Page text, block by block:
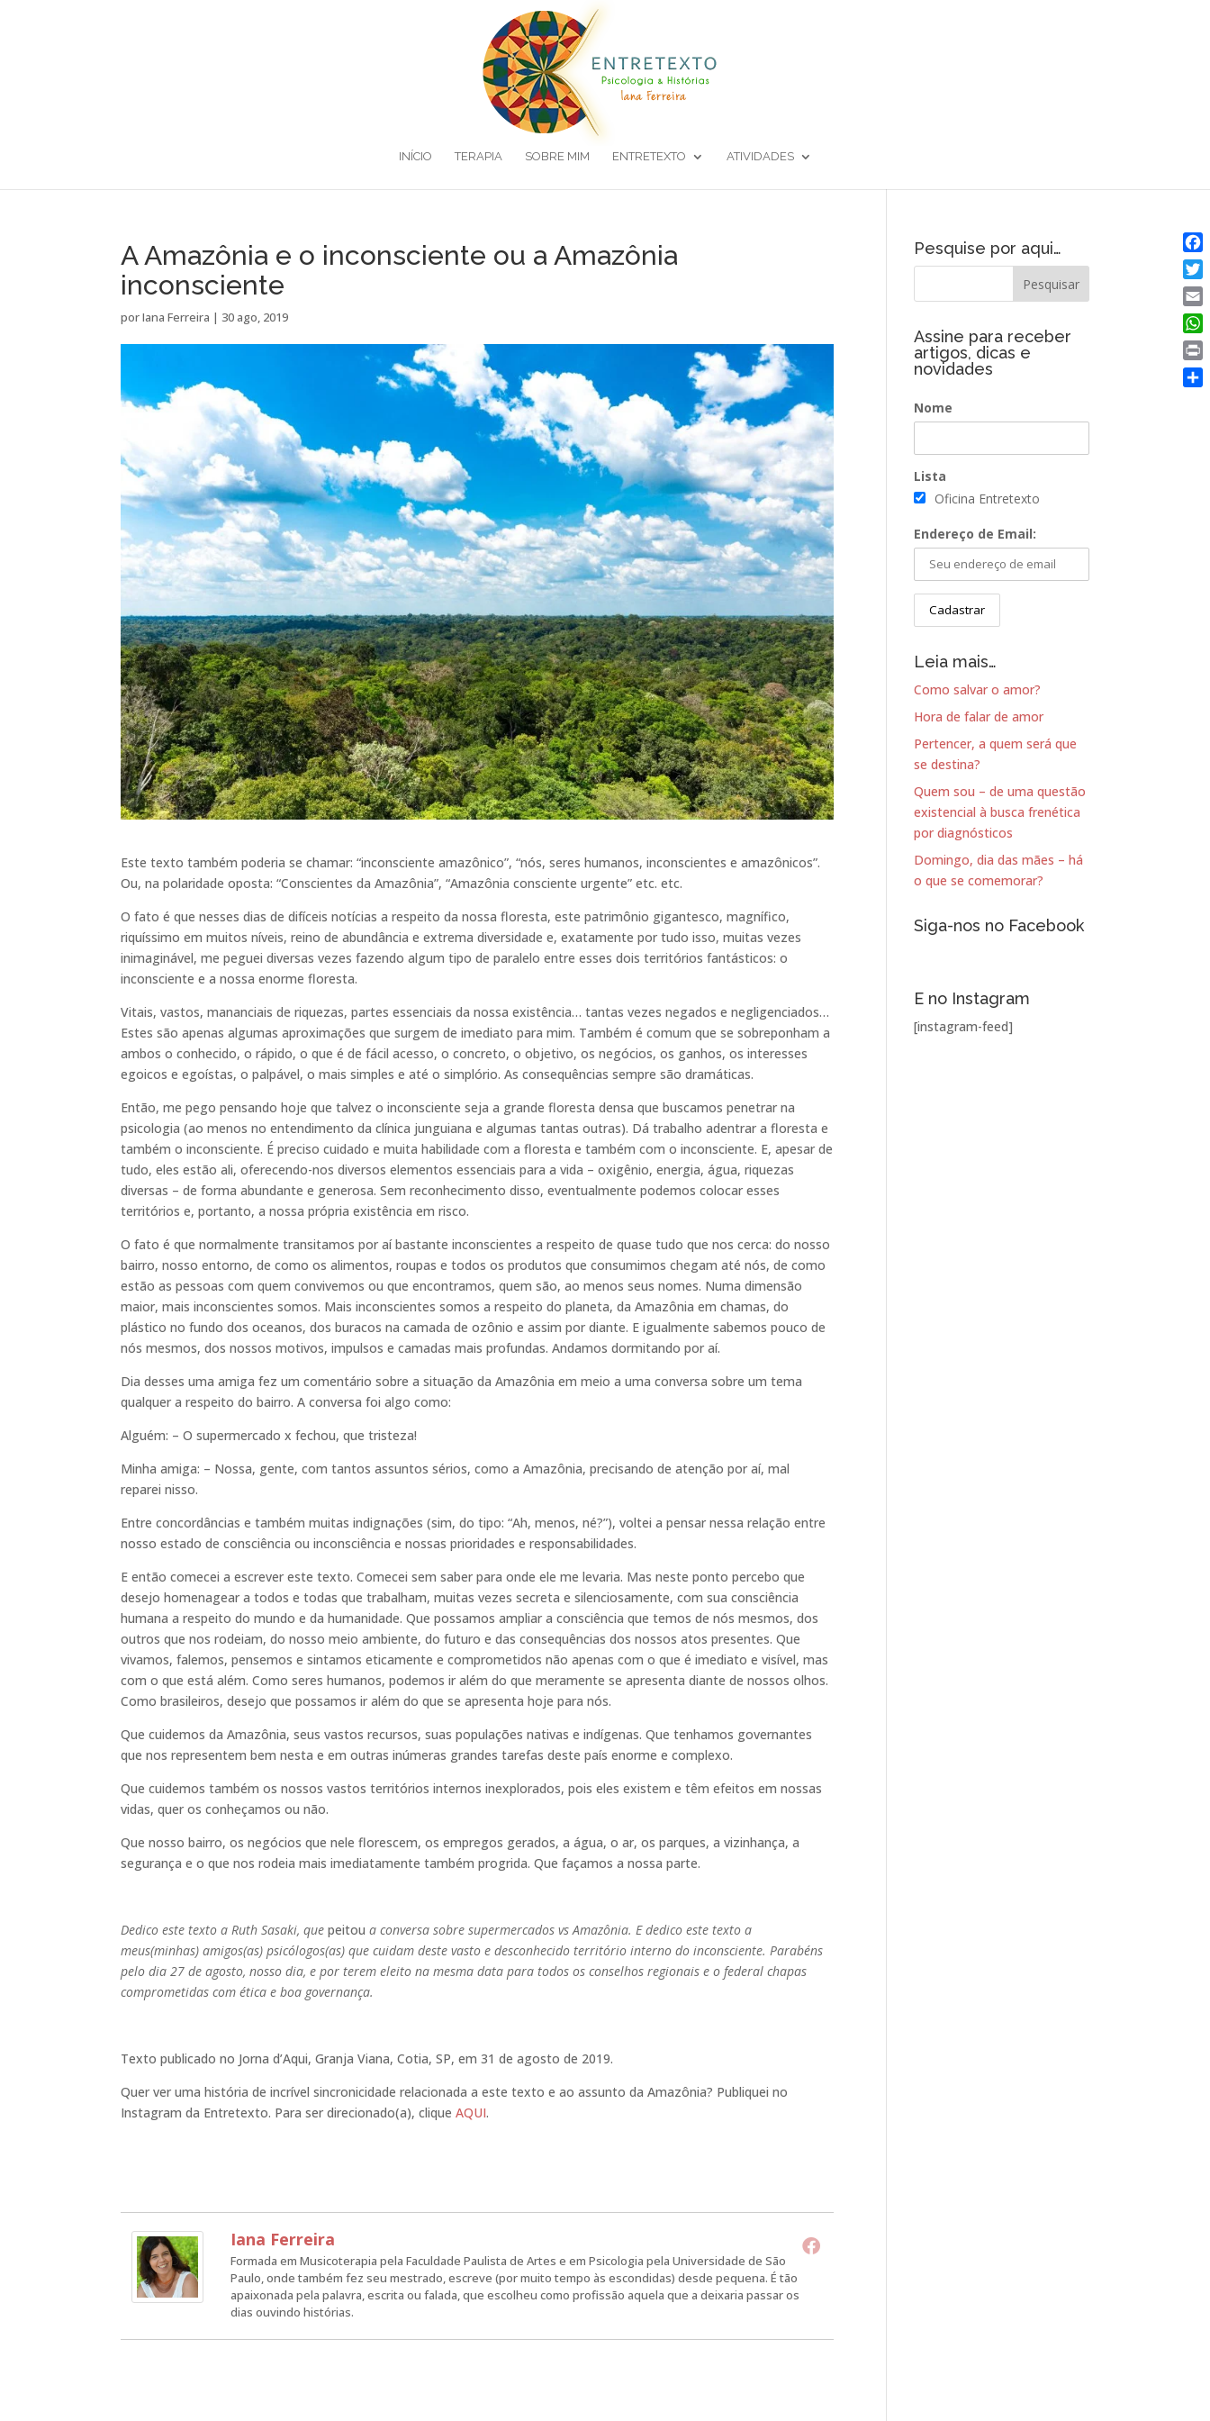
INÍCIO TERAPIA SOBRE MIM ENTRETEXTO ATIVIDADES
A Amazônia e o inconsciente ou a Amazônia
inconsciente
porIana Ferreira | 30 ago, 2019
Este texto também poderia se chamar: “inconsciente amazônico”, “nós, seres humanos, inconscientes e amazônicos”.
Ou, na polaridade oposta: “Conscientes da Amazônia”, “Amazônia consciente urgente” etc. etc.
O fato é que nesses dias de difíceis notícias a respeito da nossa floresta, este patrimônio gigantesco, magnífico,
riquíssimo em muitos níveis, reino de abundância e extrema diversidade e, exatamente por tudo isso, muitas vezes
inimaginável, me peguei diversas vezes fazendo algum tipo de paralelo entre esses dois territórios fantásticos: o
inconsciente e a nossa enorme floresta.
Vitais, vastos, mananciais de riquezas, partes essenciais da nossa existência… tantas vezes negados e negligenciados…
Estes são apenas algumas aproximações que surgem de imediato para mim. Também é comum que se sobreponham a
ambos o conhecido, o rápido, o que é de fácil acesso, o concreto, o objetivo, os negócios, os ganhos, os interesses
egoicos e egoístas, o palpável, o mais simples e até o simplório. As consequências sempre são dramáticas.
Então, me pego pensando hoje que talvez o inconsciente seja a grande floresta densa que buscamos penetrar na
psicologia (ao menos no entendimento da clínica junguiana e algumas tantas outras). Dá trabalho adentrar a floresta e
também o inconsciente. É preciso cuidado e muita habilidade com a floresta e também com o inconsciente. E, apesar de
tudo, eles estão ali, oferecendo-nos diversos elementos essenciais para a vida – oxigênio, energia, água, riquezas
diversas – de forma abundante e generosa. Sem reconhecimento disso, eventualmente podemos colocar esses
territórios e, portanto, a nossa própria existência em risco.
O fato é que normalmente transitamos por aí bastante inconscientes a respeito de quase tudo que nos cerca: do nosso
bairro, nosso entorno, de como os alimentos, roupas e todos os produtos que consumimos chegam até nós, de como
estão as pessoas com quem convivemos ou que encontramos, quem são, ao menos seus nomes. Numa dimensão
maior, mais inconscientes somos. Mais inconscientes somos a respeito do planeta, da Amazônia em chamas, do
plástico no fundo dos oceanos, dos buracos na camada de ozônio e assim por diante. E igualmente sabemos pouco de
nós mesmos, dos nossos motivos, impulsos e camadas mais profundas. Andamos dormitando por aí.
Dia desses uma amiga fez um comentário sobre a situação da Amazônia em meio a uma conversa sobre um tema
qualquer a respeito do bairro. A conversa foi algo como:
Alguém: – O supermercado x fechou, que tristeza!
Minha amiga: – Nossa, gente, com tantos assuntos sérios, como a Amazônia, precisando de atenção por aí, mal
reparei nisso.
Entre concordâncias e também muitas indignações (sim, do tipo: “Ah, menos, né?”), voltei a pensar nessa relação entre
nosso estado de consciência ou inconsciência e nossas prioridades e responsabilidades.
E então comecei a escrever este texto. Comecei sem saber para onde ele me levaria. Mas neste ponto percebo que
desejo homenagear a todos e todas que trabalham, muitas vezes secreta e silenciosamente, com sua consciência
humana a respeito do mundo e da humanidade. Que possamos ampliar a consciência que temos de nós mesmos, dos
outros que nos rodeiam, do nosso meio ambiente, do futuro e das consequências dos nossos atos presentes. Que
vivamos, falemos, pensemos e sintamos eticamente e comprometidos não apenas com o que é imediato e visível, mas
com o que está além. Como seres humanos, podemos ir além do que meramente se apresenta diante de nossos olhos.
Como brasileiros, desejo que possamos ir além do que se apresenta hoje para nós.
Que cuidemos da Amazônia, seus vastos recursos, suas populações nativas e indígenas. Que tenhamos governantes
que nos representem bem nesta e em outras inúmeras grandes tarefas deste país enorme e complexo.
Que cuidemos também os nossos vastos territórios internos inexplorados, pois eles existem e têm efeitos em nossas
vidas, quer os conheçamos ou não.
Que nosso bairro, os negócios que nele florescem, os empregos gerados, a água, o ar, os parques, a vizinhança, a
segurança e o que nos rodeia mais imediatamente também progrida. Que façamos a nossa parte.
Dedico este texto a Ruth Sasaki, quepeitoua conversa sobre supermercados vs Amazônia. E dedico este texto a
meus(minhas) amigos(as) psicólogos(as) que cuidam deste vasto e desconhecido território interno do inconsciente. Parabéns
pelo dia 27 de agosto, nosso dia, e por terem eleito na mesma data para todos os conselhos regionais e o federal chapas
comprometidas com ética e boa governança.
Texto publicado no Jorna d’Aqui, Granja Viana, Cotia, SP, em 31 de agosto de 2019.
Quer ver uma história de incrível sincronicidade relacionada a este texto e ao assunto da Amazônia? Publiquei no
Instagram da Entretexto. Para ser direcionado(a), cliqueAQUI.
Iana Ferreira
Formada em Musicoterapia pela Faculdade Paulista de Artes e em Psicologia pela Universidade de São
Paulo, onde também fez seu mestrado, escreve (por muito tempo às escondidas) desde pequena. É tão
apaixonada pela palavra, escrita ou falada, que escolheu como profissão aquela que a deixaria passar os
dias ouvindo histórias.
Pesquise por aqui…
Assine para receber
artigos, dicas e
novidades
Nome
Lista
Oficina Entretexto
Endereço de Email:
Leia mais…
Como salvar o amor?
Hora de falar de amor
Pertencer, a quem será que
se destina?
Quem sou – de uma questão
existencial à busca frenética
por diagnósticos
Domingo, dia das mães – há
o que se comemorar?
Siga-nos no Facebook
E no Instagram
[instagram-feed]
Print